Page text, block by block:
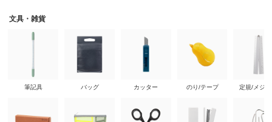
文具・雑貨
筆記具 バッグ カッター のり/テープ 定規/メジ